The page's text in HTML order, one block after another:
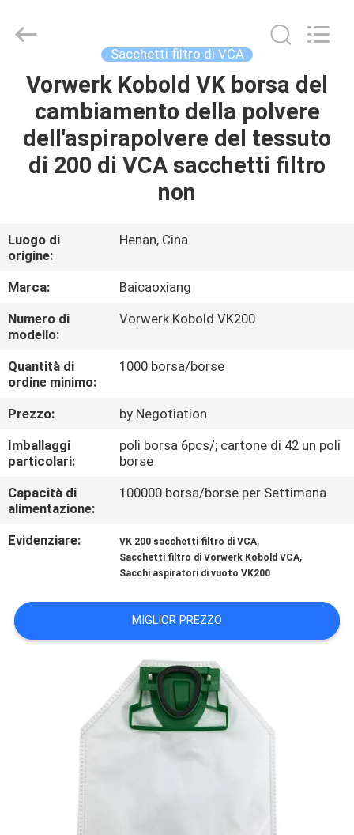
CASA
PRODOTTI
GIRO
DELLA
FABBRICA
CONTROLLO
DI
QUALITÀ
CONTATTICI
RICHIEDA
UNA
MAPPA
PRIVACY
Developed
Sacchetti filtro di VCA
Vorwerk Kobold VK borsa del
cambiamento della polvere
dell'aspirapolvere del tessuto
di 200 di VCA sacchetti filtro
non
Luogo di
origine:
Henan, Cina
Marca:
Baicaoxiang
Numero di
modello:
Vorwerk Kobold VK200
Quantità di
ordine minimo:
1000 borsa/borse
Prezzo:
by Negotiation
Imballaggi
particolari:
poli borsa 6pcs/; cartone di 42 un poli
borse
Capacità di
alimentazione:
100000 borsa/borse per Settimana
Evidenziare: VK 200 sacchetti filtro di VCA,
Sacchetti filtro di Vorwerk Kobold VCA,
Sacchi aspiratori di vuoto VK200
MIGLIOR PREZZO